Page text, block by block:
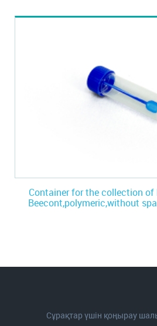
Container for the collection
Beecont,polymeric,without
Сұрақтар үшін қоңырау